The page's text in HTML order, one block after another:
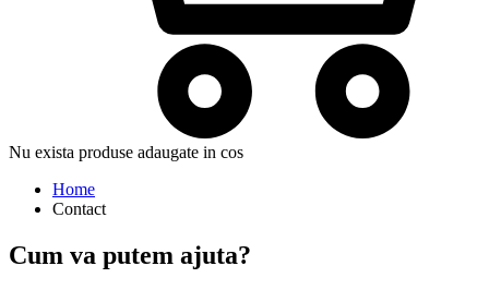
Nu exista produse adaugate in cos
Home
Contact
Cum va putem ajuta?